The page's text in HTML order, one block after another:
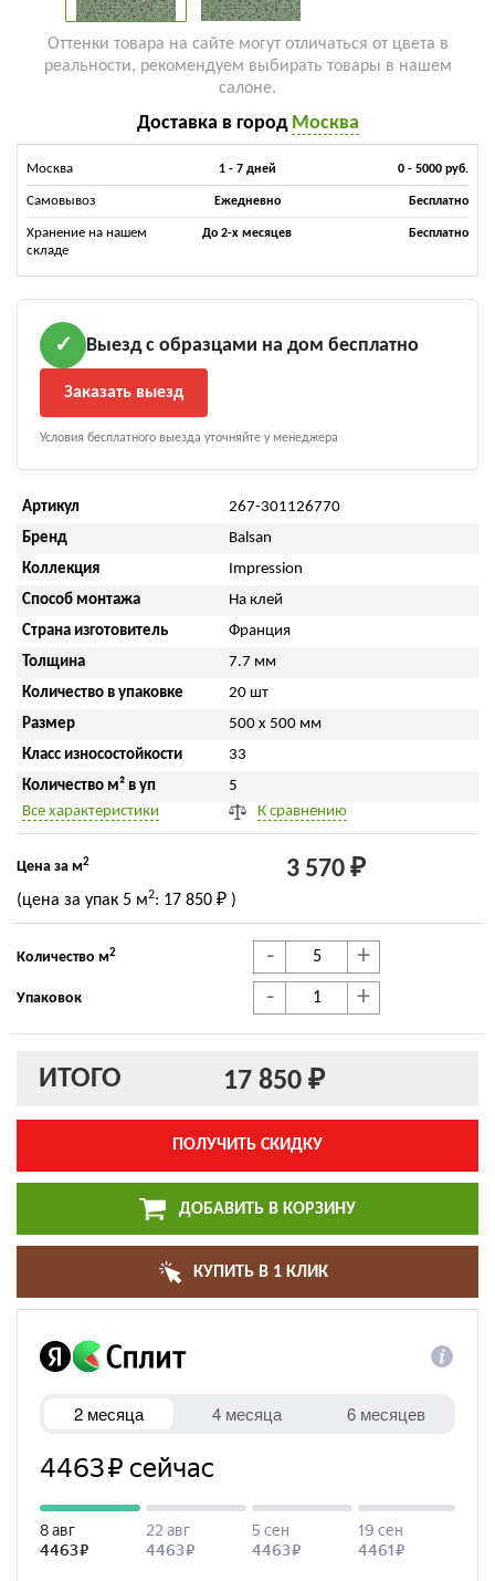
Оттенки товара на сайте могут отличаться от цвета в
реальности, рекомендуем выбирать товары в нашем
салоне.
Доставка в город Москва
Москва 1 - 7 дней 0 - 5000 руб.
Самовывоз Ежедневно Бесплатно
Хранение на нашем
складе
До 2-х месяцев Бесплатно
✓ Выезд с образцами на дом бесплатно
Заказать выезд
Условия бесплатного выезда уточняйте у менеджера
Артикул
267-301126770
Бренд
Balsan
Коллекция
Impression
Способ монтажа
На клей
Страна изготовитель
Франция
Толщина
7.7 мм
Количество в упаковке
20 шт
Размер
500 x 500 мм
Класс износостойкости
33
Количество м² в уп
5
Все характеристики
К сравнению
Цена за м2 3 570 ₽
(цена за упак 5 м2: 17 850 ₽ )
Количество м2 - +
Упаковок - +
ИТОГО 17 850 ₽
ПОЛУЧИТЬ СКИДКУ
ДОБАВИТЬ В КОРЗИНУ
КУПИТЬ В 1 КЛИК